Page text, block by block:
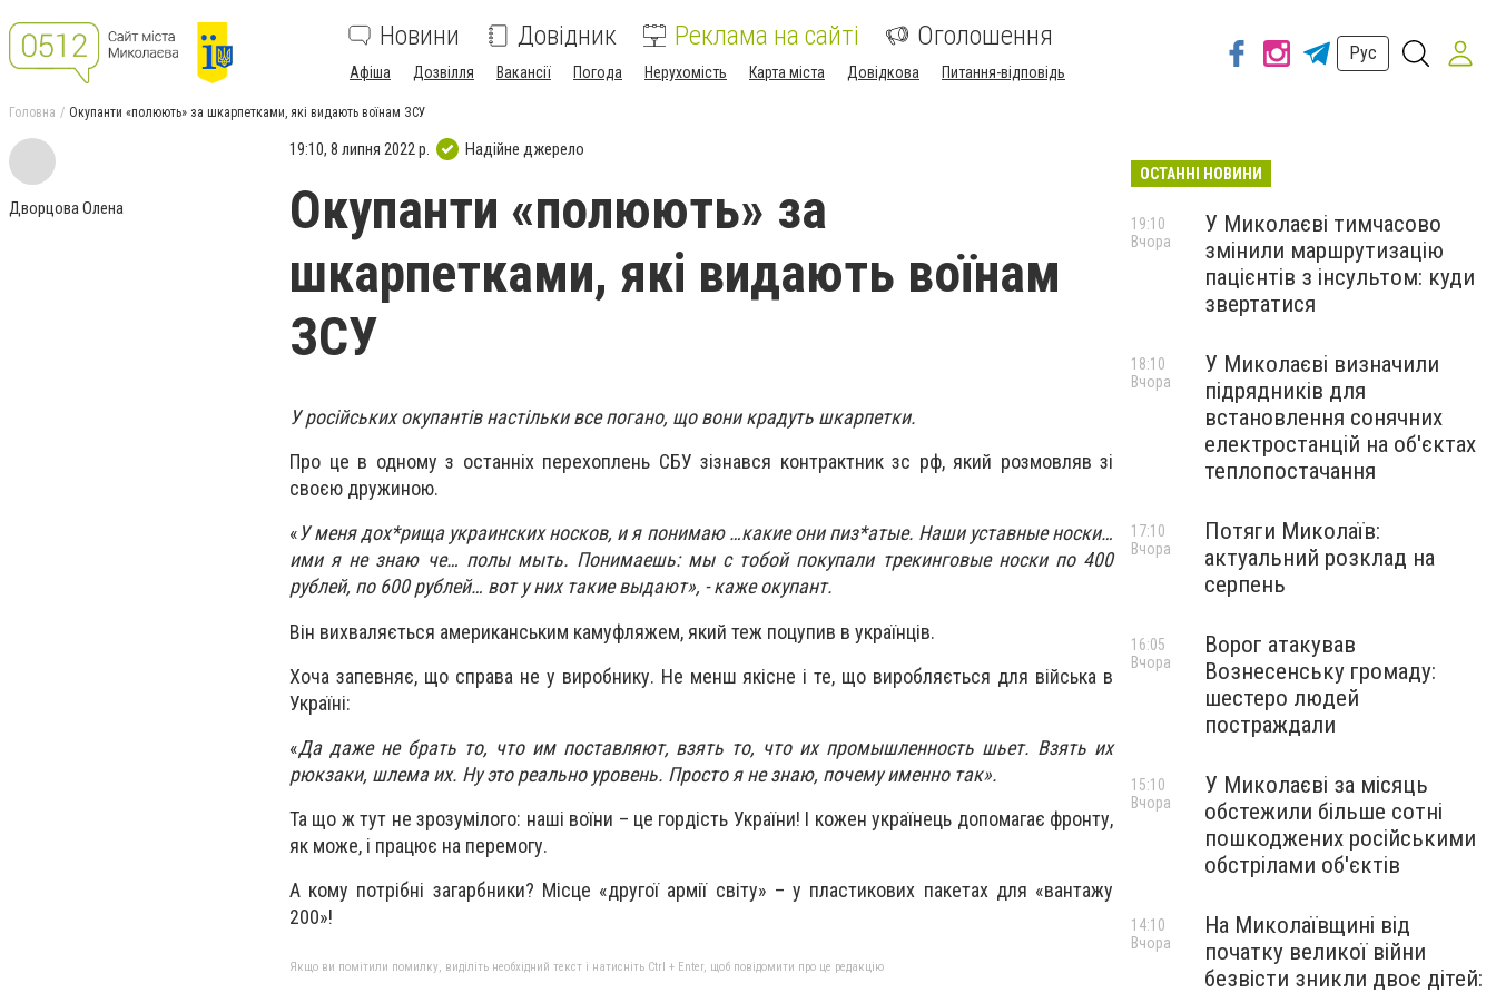
Новини Довідник Реклама на сайті Оголошення
Афіша Дозвілля Вакансії Погода Нерухомість Карта міста Довідкова Питання-відповідь
Рус
Головна Окупанти «полюють» за шкарпетками, які видають воїнам ЗСУ
Дворцова Олена
19:10, 8 липня 2022 р. Надійне джерело
Окупанти «полюють» за
шкарпетками, які видають воїнам
ЗСУ
У російських окупантів настільки все погано, що вони крадуть шкарпетки.
Про це в одному з останніх перехоплень СБУ зізнався контрактник зс рф, який розмовляв зі
своєю дружиною.
«У меня дох*рища украинских носков, и я понимаю …какие они пиз*атые. Наши уставные носки…
ими я не знаю че… полы мыть. Понимаешь: мы с тобой покупали трекинговые носки по 400
рублей, по 600 рублей… вот у них такие выдают», - каже окупант.
Він вихваляється американським камуфляжем, який теж поцупив в українців.
Хоча запевняє, що справа не у виробнику. Не менш якісне і те, що виробляється для війська в
Україні:
«Да даже не брать то, что им поставляют, взять то, что их промышленность шьет. Взять их
рюкзаки, шлема их. Ну это реально уровень. Просто я не знаю, почему именно так».
Та що ж тут не зрозумілого: наші воїни – це гордість України! І кожен українець допомагає фронту,
як може, і працює на перемогу.
А кому потрібні загарбники? Місце «другої армії світу» – у пластикових пакетах для «вантажу
200»!
Якщо ви помітили помилку, виділіть необхідний текст і натисніть Ctrl + Enter, щоб повідомити про це редакцію
ОСТАННІ НОВИНИ
У Миколаєві тимчасово
змінили маршрутизацію
пацієнтів з інсультом: куди
звертатися
19:10
Вчора
У Миколаєві визначили
підрядників для
встановлення сонячних
електростанцій на об'єктах
теплопостачання
18:10
Вчора
Потяги Миколаїв:
актуальний розклад на
серпень
17:10
Вчора
Ворог атакував
Вознесенську громаду:
шестеро людей
постраждали
16:05
Вчора
У Миколаєві за місяць
обстежили більше сотні
пошкоджених російськими
обстрілами об'єктів
15:10
Вчора
На Миколаївщині від
початку великої війни
безвісти зникли двоє дітей:
14:10
Вчора